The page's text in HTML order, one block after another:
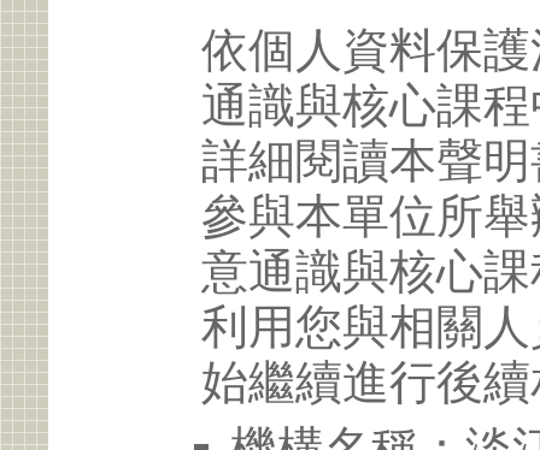
依個人資料保
通識與核心課
詳細閱讀本聲
參與本單位所
意通識與核心
利用您與相關
始繼續進行後